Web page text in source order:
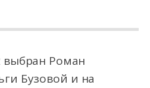
выбран Роман
Бузовой и на